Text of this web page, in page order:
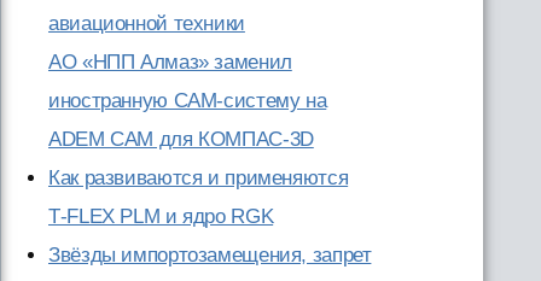
авиационной техники
АО «НПП Алмаз» заменил
иностранную CAM-систему на
ADEM CAM для КОМПАС-3D
Как развиваются и применяются
T‑FLEX PLM и ядро RGK
Звёзды импортозамещения, запрет